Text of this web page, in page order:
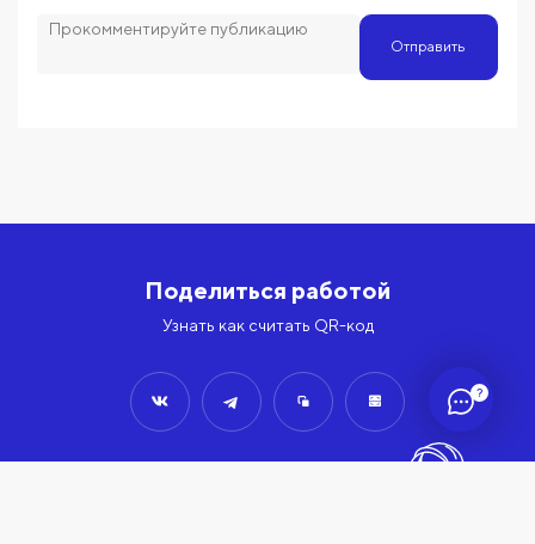
?
Отправить
Поделиться работой
Узнать как считать QR-код